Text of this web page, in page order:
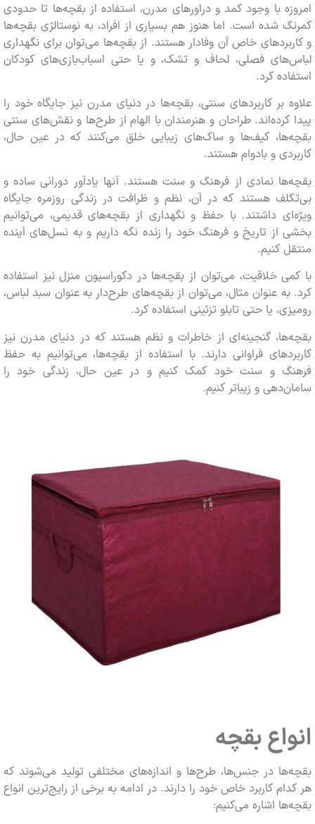
با وجود کمد و دراورهای مدرن، استفاده از بقچه‌ها تا حدودی
شده است. اما هنوز هم بسیاری از افراد، به نوستالژی بقچه‌ها
خاص آن وفادار هستند. از بقچه‌ها می‌توان برای نگهداری
فصلی، لحاف و تشک، و یا حتی اسباب‌بازی‌های کودکان
کرد.
بر کاربردهای سنتی، بقچه‌ها در دنیای مدرن نیز جایگاه خود را
طراحان و هنرمندان با الهام از طرح‌ها و نقش‌های سنتی
کیف‌ها و ساک‌های زیبایی خلق می‌کنند که در عین حال،
و بادوام هستند.
نمادی از فرهنگ و سنت هستند. آنها یادآور دورانی ساده و
هستند که در آن، نظم و ظرافت در زندگی روزمره جایگاه
داشتند. با حفظ و نگهداری از بقچه‌های قدیمی، می‌توانیم
از تاریخ و فرهنگ خود را زنده نگه داریم و به نسل‌های آینده
کنیم.
خلاقیت، می‌توان از بقچه‌ها در دکوراسیون منزل نیز استفاده
عنوان مثال، می‌توان از بقچه‌های طرح‌دار به عنوان سبد لباس،
یا حتی تابلو تزئینی استفاده کرد.
گنجینه‌ای از خاطرات و نظم هستند که در دنیای مدرن نیز
فراوانی دارند. با استفاده از بقچه‌ها، می‌توانیم به حفظ
و سنت خود کمک کنیم و در عین حال، زندگی خود را
و زیباتر کنیم.
بقچه
در جنس‌ها، طرح‌ها و اندازه‌های مختلفی تولید می‌شوند که
کاربرد خاص خود را دارند. در ادامه به برخی از رایج‌ترین انواع
اشاره می‌کنیم: